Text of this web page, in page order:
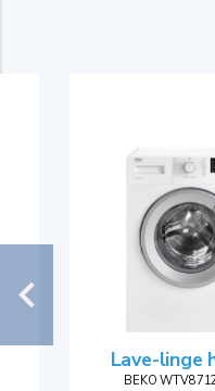
Lave-linge
BEKO